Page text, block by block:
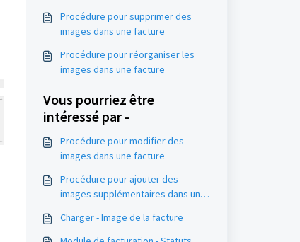
Procédure pour supprimer des
images dans une facture
Procédure pour réorganiser les
images dans une facture
Vous pourriez être
intéressé par -
Procédure pour modifier des
images dans une facture
Procédure pour ajouter des
images supplémentaires dans une
Charger - Image de la facture